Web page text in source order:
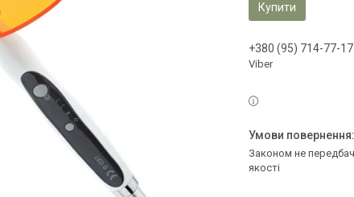
Купити
+380 (95) 714-77-17
Viber
Законом не передбачено повернення та обмін даного товару належної
якості